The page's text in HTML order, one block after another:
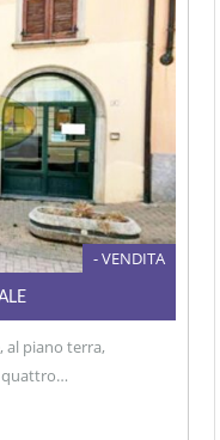
- VENDITA
al piano terra,
quattro…